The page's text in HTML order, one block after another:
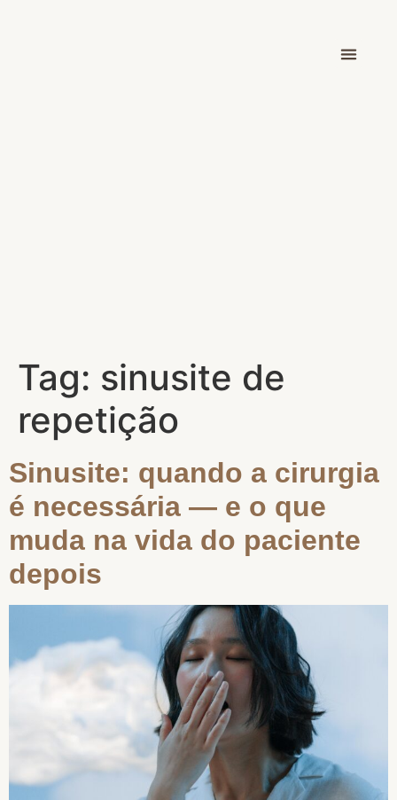
Tag: sinusite de
repetição
Sinusite: quando a cirurgia
é necessária — e o que
muda na vida do paciente
depois